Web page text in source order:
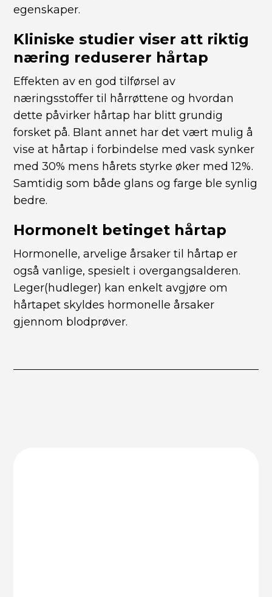
egenskaper.
Kliniske studier viser att riktig
næring reduserer hårtap
Effekten av en god tilførsel av
næringsstoffer til hårrøttene og hvordan
dette påvirker hårtap har blitt grundig
forsket på. Blant annet har det vært mulig å
vise at hårtap i forbindelse med vask synker
med 30% mens hårets styrke øker med 12%.
Samtidig som både glans og farge ble synlig
bedre.
Hormonelt betinget hårtap
Hormonelle, arvelige årsaker til hårtap er
også vanlige, spesielt i overgangsalderen.
Leger(hudleger) kan enkelt avgjøre om
hårtapet skyldes hormonelle årsaker
gjennom blodprøver.